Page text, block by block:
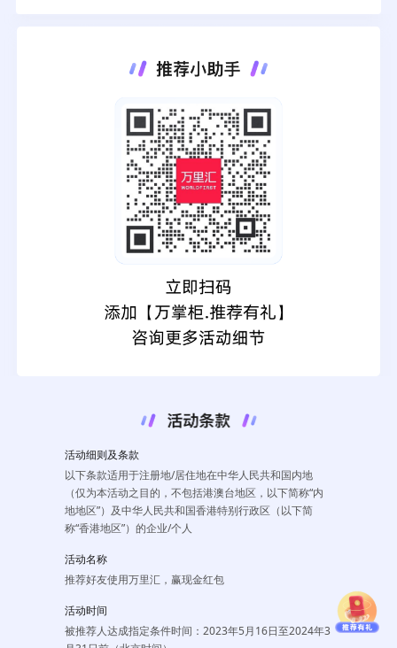
活动细则及条款
以下条款适用于注册地/居住地在中华人民共和国内地
（仅为本活动之目的，不包括港澳台地区，以下简称“内
地地区”）及中华人民共和国香港特别行政区（以下简
称“香港地区”）的企业/个人
活动名称
推荐好友使用万里汇，赢现金红包
活动时间
被推荐人达成指定条件时间：2023年5月16日至2024年3